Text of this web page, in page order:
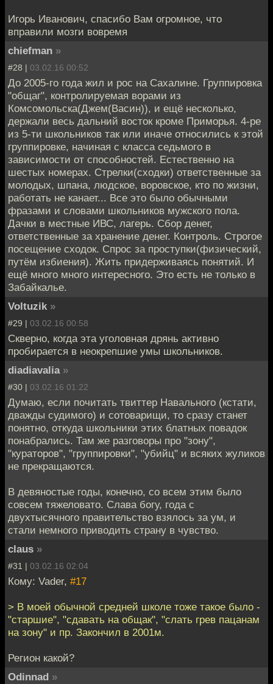
Игорь Иванович, спасибо Вам огромное, что
вправили мозги вовремя
chiefman »
#28 | 03.02.16 00:52
До 2005-го года жил и рос на Сахалине. Группировка
"общаг", контролируемая ворами из
Комсомольска(Джем(Васин)), и ещё несколько,
держали весь дальний восток кроме Приморья. 4-ре
из 5-ти школьников так или иначе относились к этой
группировке, начиная с класса седьмого в
зависимости от способностей. Естественно на
шестых номерах. Стрелки(сходки) ответственные за
молодых, шпана, людское, воровское, кто по жизни,
работать не канает... Все это было обычными
фразами и словами школьников мужского пола.
Дачки в местные ИВС, лагерь. Сбор денег,
ответственные за хранение денег. Контроль. Строгое
посещение сходок. Спрос за проступки(физический,
путём избиения). Жить придерживаясь понятий. И
ещё много много интересного. Это есть не только в
Забайкалье.
Voltuzik »
#29 | 03.02.16 00:58
Скверно, когда эта уголовная дрянь активно
пробирается в неокрепшие умы школьников.
diadiavalia »
#30 | 03.02.16 01:22
Думаю, если почитать твиттер Навального (кстати,
дважды судимого) и сотоварищи, то сразу станет
понятно, откуда школьники этих блатных повадок
понабрались. Там же разговоры про "зону",
"кураторов", "группировки", "убийц" и всяких жуликов
не прекращаются.
В девяностые годы, конечно, со всем этим было
совсем тяжеловато. Слава богу, года с
двухтысячного правительство взялось за ум, и
стали немного приводить страну в чувство.
claus »
#31 | 03.02.16 02:04
Кому: Vader, #17
> В моей обычной средней школе тоже такое было -
"старшие", "сдавать на общак", "слать грев пацанам
на зону" и пр. Закончил в 2001м.
Регион какой?
Odinnad »